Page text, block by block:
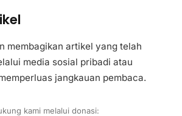
membagikan artikel yang telah
media sosial pribadi atau
jangkauan pembaca.
kami melalui donasi: